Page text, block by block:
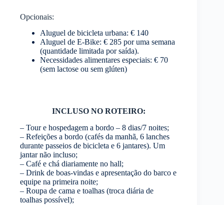
Opcionais:
Aluguel de bicicleta urbana: € 140
Aluguel de E-Bike: € 285 por uma semana
(quantidade limitada por saída).
Necessidades alimentares especiais: € 70
(sem lactose ou sem glúten)
INCLUSO NO ROTEIRO:
– Tour e hospedagem a bordo – 8 dias/7 noites;
– Refeições a bordo (cafés da manhã, 6 lanches
durante passeios de bicicleta e 6 jantares). Um
jantar não incluso;
– Café e chá diariamente no hall;
– Drink de boas-vindas e apresentação do barco e
equipe na primeira noite;
– Roupa de cama e toalhas (troca diária de
toalhas possível);